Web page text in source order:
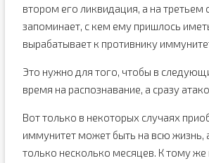
втором его ликвидация, а на третьем
запоминает, с кем ему пришлось
вырабатывает к противнику
Это нужно для того, чтобы в
время на распознавание, а сразу
Вот только в некоторых случаях
иммунитет может быть на всю жизнь,
только несколько месяцев. К тому